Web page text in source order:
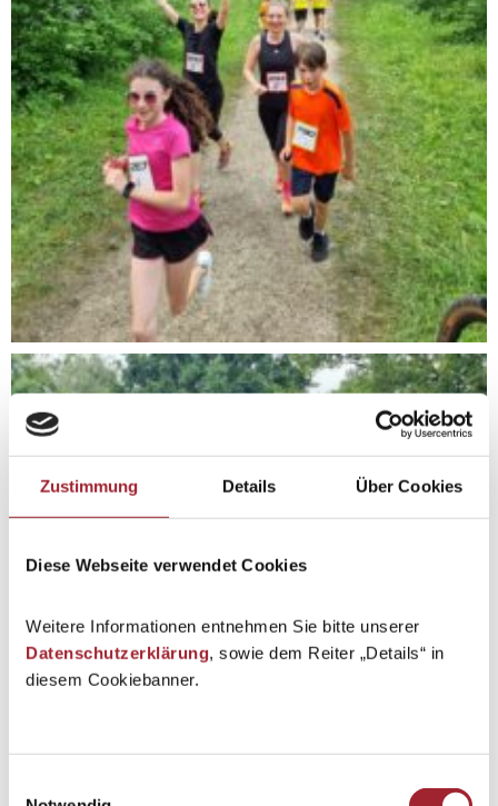
Zustimmung Details Über Cookies
Diese Webseite verwendet Cookies
Weitere Informationen entnehmen Sie bitte unserer
Datenschutzerklärung, sowie dem Reiter „Details“ in
diesem Cookiebanner.